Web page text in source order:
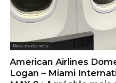
Revues de vols
American Airlines
Logan – Miami